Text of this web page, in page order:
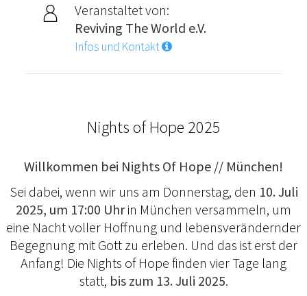
Veranstaltet von:
Reviving The World e.V.
Infos und Kontakt
Nights of Hope 2025
Willkommen bei Nights Of Hope // München!
Sei dabei, wenn wir uns am Donnerstag, den 10. Juli
2025, um 17:00 Uhrin München versammeln, um
eine Nacht voller Hoffnung und lebensverändernder
Begegnung mit Gott zu erleben. Und das ist erst der
Anfang! Die Nights of Hope finden vier Tage lang
statt, bis zum 13. Juli 2025.